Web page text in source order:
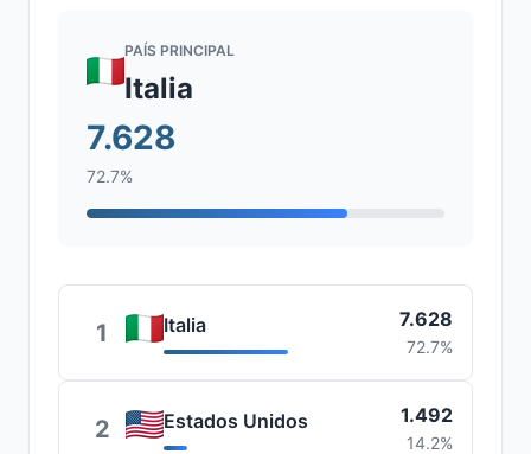
PAÍS PRINCIPAL
Italia
7.628
72.7%
1 Italia 7.628
72.7%
2 Estados Unidos 1.492
14.2%